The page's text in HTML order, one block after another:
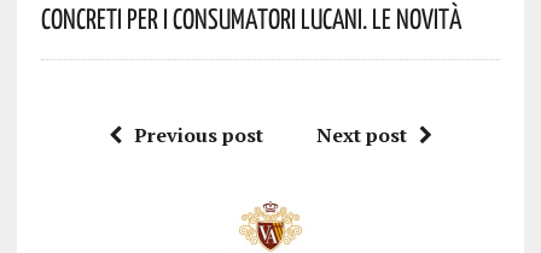
Concreti Per I Consumatori Lucani. Le Novità
Previous post Next post